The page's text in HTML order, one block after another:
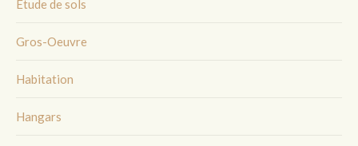
Etude de sols
Gros-Oeuvre
Habitation
Hangars